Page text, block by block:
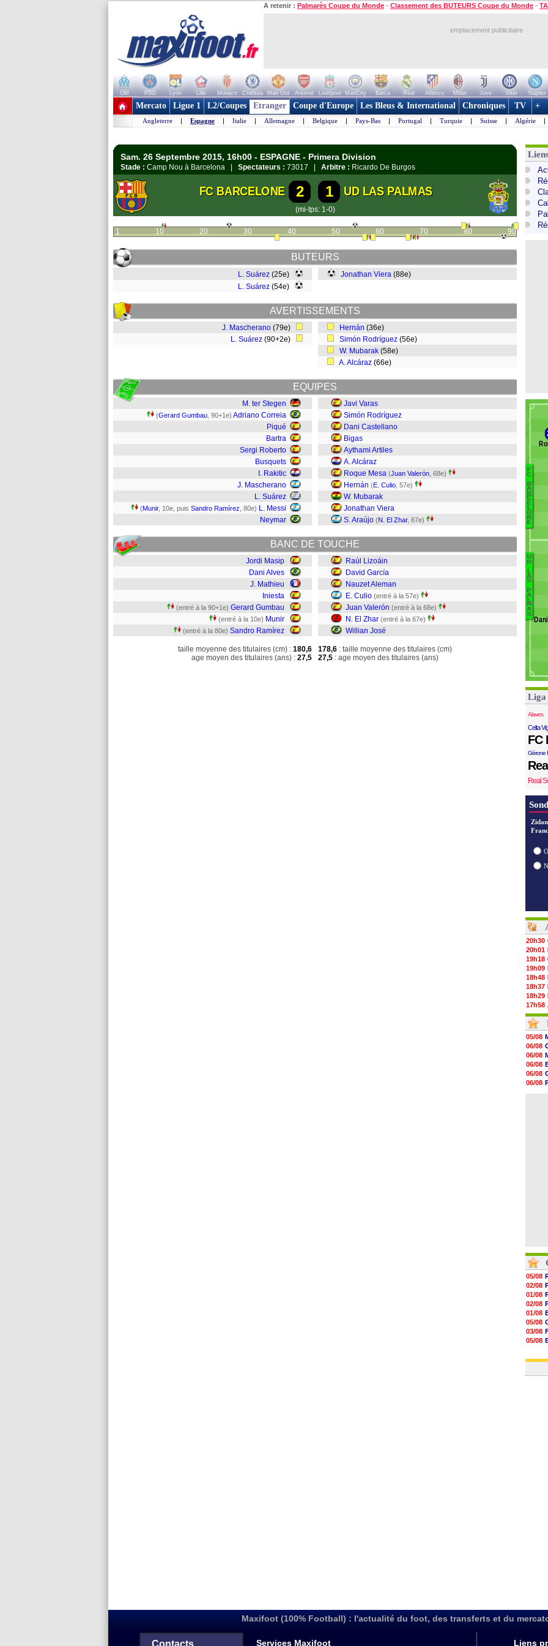
A retenir : Palmarès Coupe du Monde - Classement des BUTEURS Coupe du Monde -
emplacement publicitaire
OM PSG Lyon Lille Monaco Chelsea Man Utd Arsenal Liverpool ManCity Barca Real Atletico Milan Juve Inter Naples
+ de clubs
Mercato Ligue 1 L2/Coupes Etranger Coupe d'Europe Les Bleus & International Chroniques TV +
Angleterre | Espagne | Italie | Allemagne | Belgique | Pays-Bas | Portugal | Turquie | Suisse | Algérie |
Sam. 26 Septembre 2015, 16h00 - ESPAGNE - Primera Division
Stade : Camp Nou à Barcelona | Spectateurs : 73017 | Arbitre : Ricardo De Burgos
FC BARCELONE 2 1 UD LAS PALMAS
(mi-tps: 1-0)
1 10 20 30 40 50 60 70 80 90
BUTEURS
L. Suárez (25e)
L. Suárez (54e)
Jonathan Viera (88e)
AVERTISSEMENTS
J. Mascherano (79e)
L. Suárez (90+2e)
Hernán (36e)
Simón Rodríguez (56e)
W. Mubarak (58e)
A. Alcáraz (66e)
EQUIPES
M. ter Stegen
(Gerard Gumbau , 90+1e) Adriano Correia
Piqué
Bartra
Sergi Roberto
Busquets
I. Rakitic
J. Mascherano
L. Suárez
(Munir, 10e, puis Sandro Ramírez , 80e) L. Messi
Neymar
Javi Varas
Simón Rodríguez
Dani Castellano
Bigas
Aythami Artiles
A. Alcáraz
Roque Mesa (Juan Valerón , 68e)
Hernán (E. Culio , 57e)
W. Mubarak
Jonathan Viera
S. Araújo (N. El Zhar, 67e)
BANC DE TOUCHE
Jordi Masip
Dani Alves
J. Mathieu
Iniesta
(entré à la 90+1e) Gerard Gumbau
(entré à la 10e) Munir
(entré à la 80e) Sandro Ramírez
taille moyenne des titulaires (cm) : 180,6
age moyen des titulaires (ans) : 27,5
Raúl Lizoáin
David García
Nauzet Aleman
E. Culio (entré à la 57e)
Juan Valerón (entré à la 68e)
N. El Zhar (entré à la 67e)
Willian José
178,6 : taille moyenne des titulaires (cm)
27,5 : age moyen des titulaires (ans)
F
C
B
A
R
C
E
L
O
N
E
U
D
L
A
S
P
A
L
M
A
S
Liga
Alaves
Celta
FC
Gérone
Real
20h30
20h01
19h18
19h09
18h48
18h37
18h29
17h58
17h46
17h32
17h16
16h59
16h37
16h33
16h27
16h22
16h07
05/08
06/08
06/08
06/08
06/08
06/08
05/08
02/08
01/08
02/08
01/08
05/08
03/08
05/08
03/08
Maxifoot (100% Football) : l'actualité du foot, des transferts et du
Contacts Services Maxifoot Liens